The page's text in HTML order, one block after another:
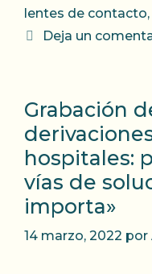
lentes de contacto,
Deja un
Grabación
hospitales:
vías de
importa»
14 marzo, 2022 por